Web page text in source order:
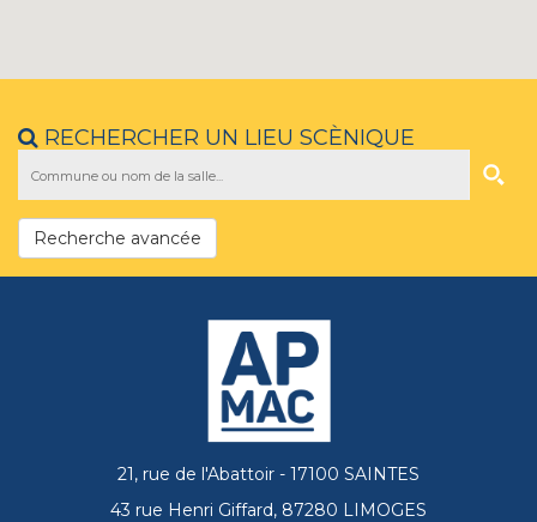
RECHERCHER UN LIEU SCÈNIQUE
Recherche avancée
21, rue de l'Abattoir - 17100 SAINTES
43 rue Henri Giffard, 87280 LIMOGES